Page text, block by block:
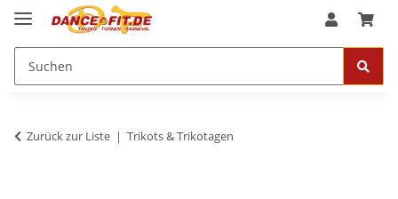
Zurück zur Liste Trikots & Trikotagen